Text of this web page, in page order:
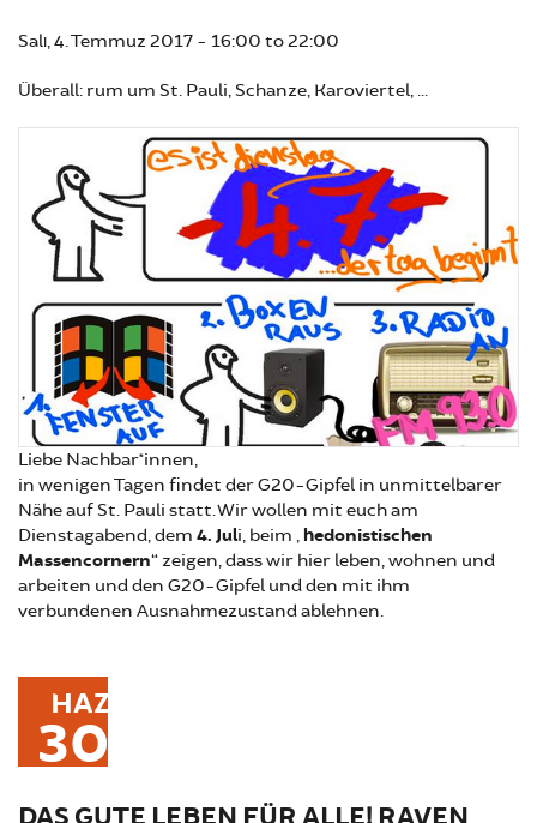
Salı, 4. Temmuz 2017 - 16:00 to22:00
Überall: rum um St. Pauli, Schanze, Karoviertel, ...
Liebe Nachbar*innen,
in wenigen Tagen findet der G20-Gipfel in unmittelbarer
Nähe auf St. Pauli statt. Wir wollen mit euch am
Dienstagabend, dem 4. Juli, beim „hedonistischen
Massencornern“ zeigen, dass wir hier leben, wohnen und
arbeiten und den G20-Gipfel und den mit ihm
verbundenen Ausnahmezustand ablehnen.
HAZ
30